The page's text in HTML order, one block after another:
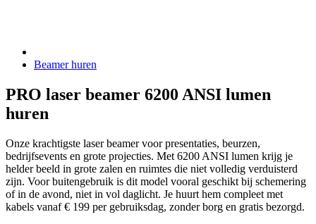
Beamer huren
PRO laser beamer 6200 ANSI lumen
huren
Onze krachtigste laser beamer voor presentaties, beurzen,
bedrijfsevents en grote projecties. Met 6200 ANSI lumen krijg je
helder beeld in grote zalen en ruimtes die niet volledig verduisterd
zijn. Voor buitengebruik is dit model vooral geschikt bij schemering
of in de avond, niet in vol daglicht. Je huurt hem compleet met
kabels vanaf € 199 per gebruiksdag, zonder borg en gratis bezorgd.